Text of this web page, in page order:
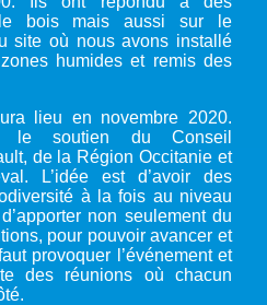
le bois mais aussi sur le
site où nous avons installé
humides et remis des
lieu en novembre 2020.
le soutien du Conseil
de la Région Occitanie et
L’idée est d’avoir des
à la fois au niveau
non seulement du
pour pouvoir avancer et
provoquer l’événement et
des réunions où chacun